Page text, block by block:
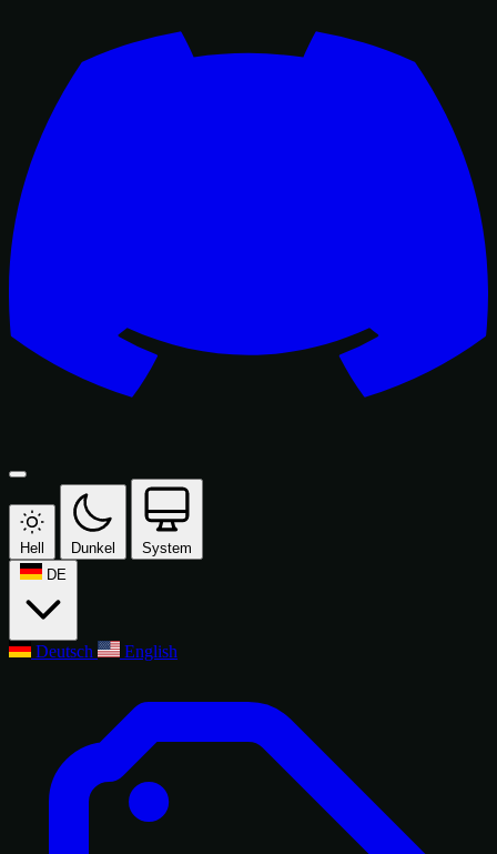
Hell Dunkel
System
DE
Deutsch English